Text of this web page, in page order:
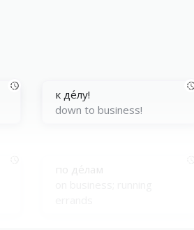
к де́лу!
down to business!